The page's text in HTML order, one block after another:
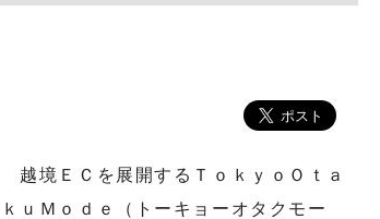
越境ＥＣを展開するＴｏｋｙｏＯｔａ
ｋｕＭｏｄｅ（トーキョーオタクモー